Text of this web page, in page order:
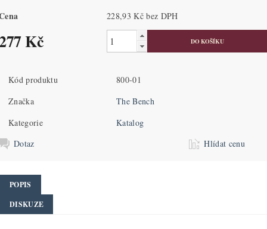
228,93 Kč bez DPH
Kč
Kód produktu
800-01
Značka
The Bench
Kategorie
Katalog
Dotaz
Hlídat cenu
POPIS
DISKUZE